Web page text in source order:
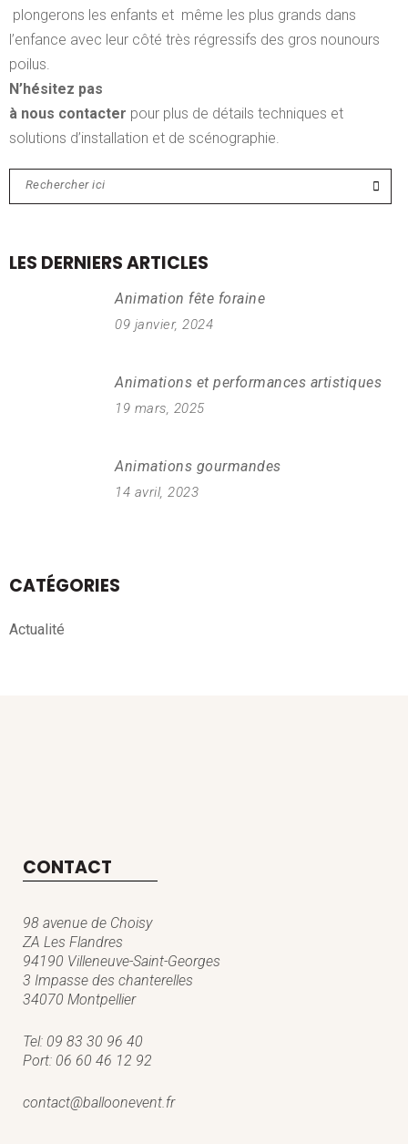
plongerons les enfants et même les plus grands dans
l’enfance avec leur côté très régressifs des gros nounours
poilus.
N’hésitez pas
à nous contacter pour plus de détails techniques et
solutions d’installation et de scénographie.
LES DERNIERS ARTICLES
Animation fête foraine
09 janvier, 2024
Animations et performances artistiques
19 mars, 2025
Animations gourmandes
14 avril, 2023
CATÉGORIES
Actualité
CONTACT
98 avenue de Choisy
ZA Les Flandres
94190 Villeneuve-Saint-Georges
3 Impasse des chanterelles
34070 Montpellier
Tel: 09 83 30 96 40
Port: 06 60 46 12 92
contact@balloonevent.fr